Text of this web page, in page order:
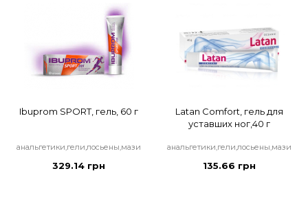
Ibuprom SPORT, гель, 60 г
анальгетики,гели,лосьены,мази
329.14 грн
Latan Comfort, гель для
уставших ног,40 г
анальгетики,гели,лосьены,мази
135.66 грн